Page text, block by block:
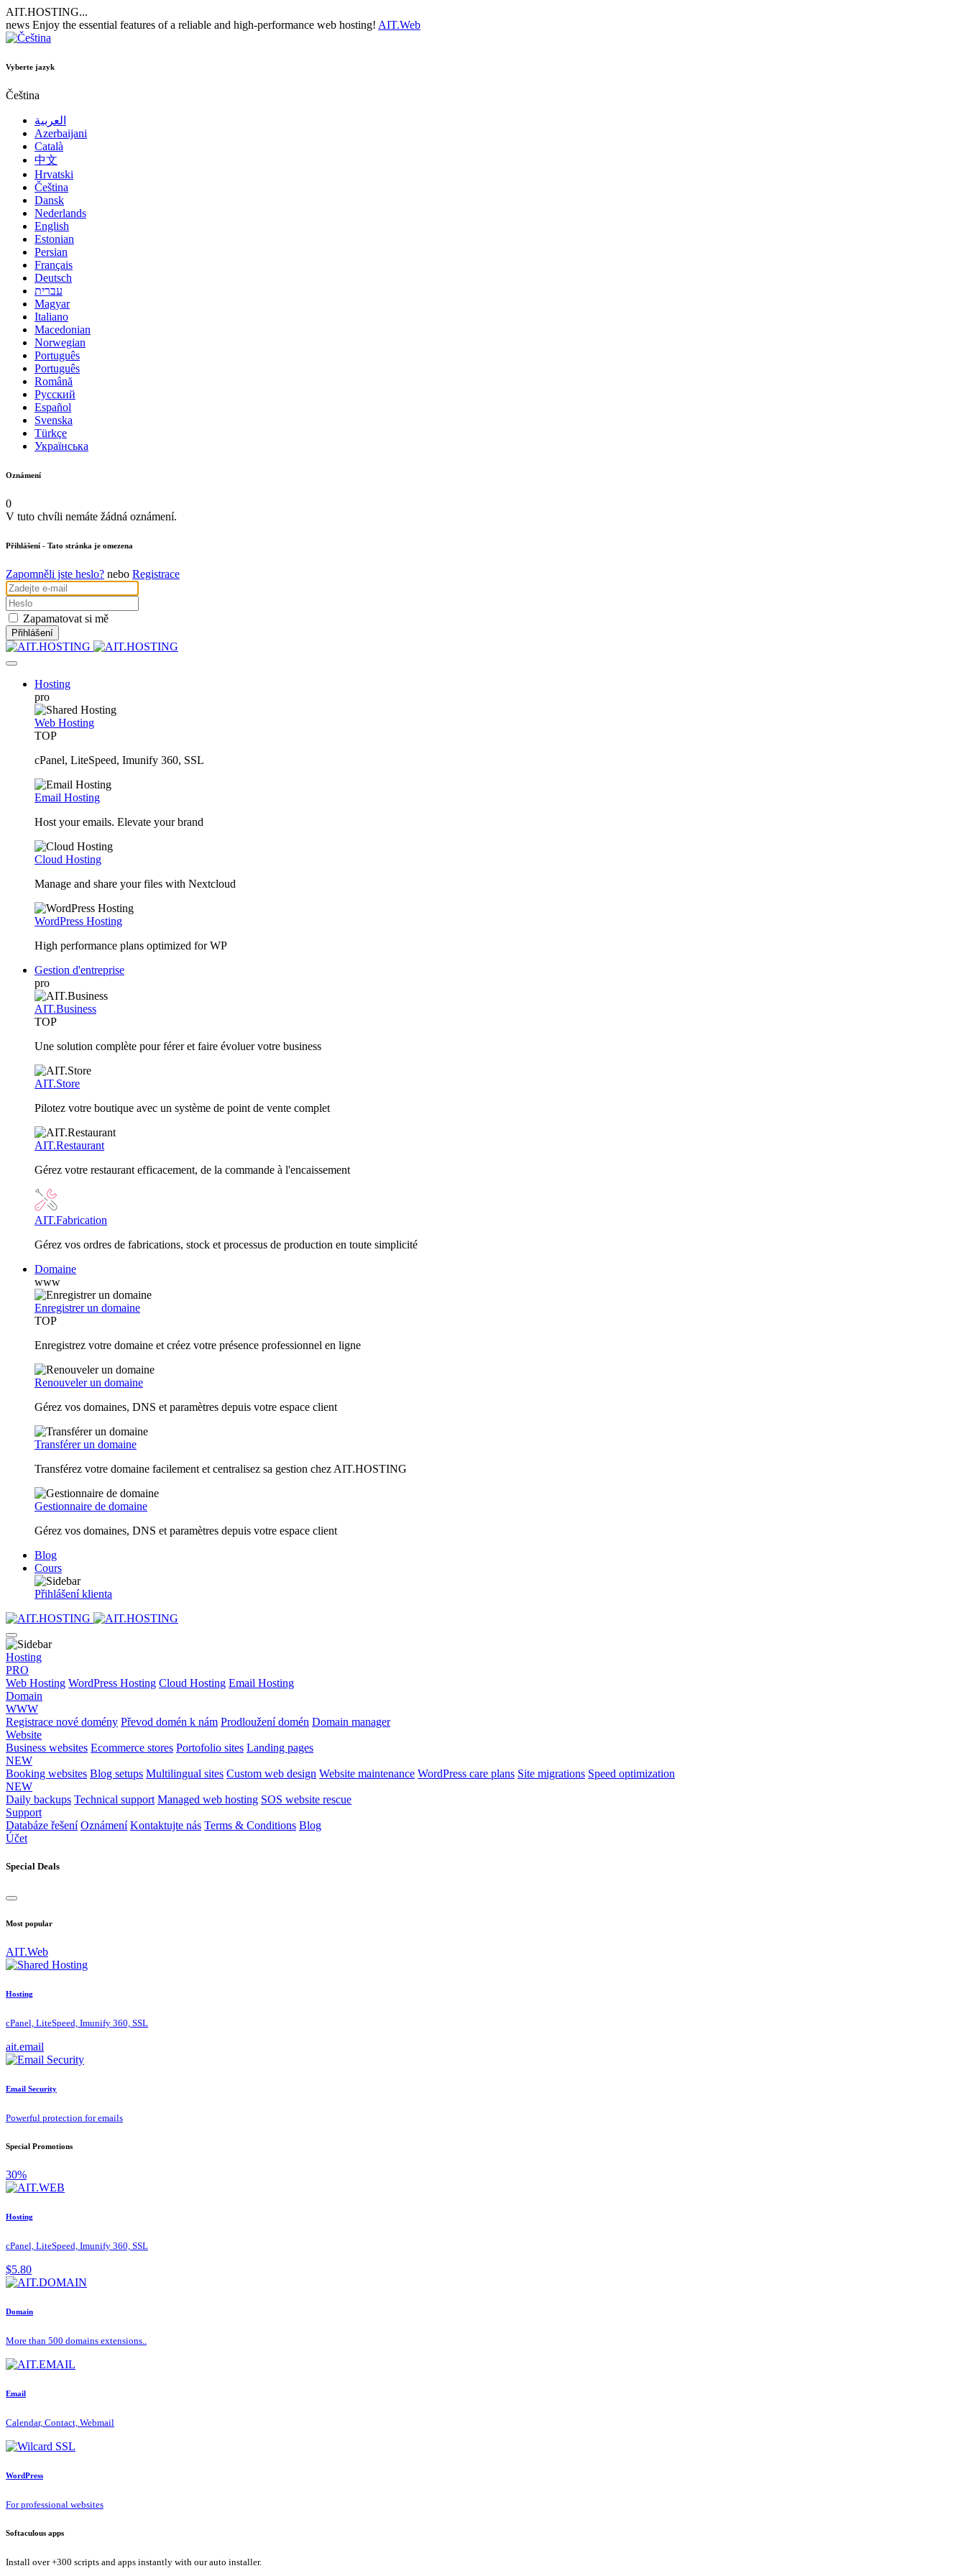
AIT.HOSTING...
news Enjoy the essential features of a reliable and high-performance web hosting! AIT.Web
Vyberte jazyk
Čeština
العربية
Azerbaijani
Català
中文
Hrvatski
Čeština
Dansk
Nederlands
English
Estonian
Persian
Français
Deutsch
עברית
Magyar
Italiano
Macedonian
Norwegian
Português
Português
Română
Русский
Español
Svenska
Türkçe
Українська
Oznámení
0
V tuto chvíli nemáte žádná oznámení.
Přihlášení - Tato stránka je omezena
Zapomněli jste heslo? nebo Registrace
Zapamatovat si mě
Hosting
pro
Web Hosting
TOP
cPanel, LiteSpeed, Imunify 360, SSL
Email Hosting
Host your emails. Elevate your brand
Cloud Hosting
Manage and share your files with Nextcloud
WordPress Hosting
High performance plans optimized for WP
Gestion d'entreprise
pro
AIT.Business
TOP
Une solution complète pour férer et faire évoluer votre business
AIT.Store
Pilotez votre boutique avec un système de point de vente complet
AIT.Restaurant
Gérez votre restaurant efficacement, de la commande à l'encaissement
AIT.Fabrication
Gérez vos ordres de fabrications, stock et processus de production en toute simplicité
Domaine
www
Enregistrer un domaine
TOP
Enregistrez votre domaine et créez votre présence professionnel en ligne
Renouveler un domaine
Gérez vos domaines, DNS et paramètres depuis votre espace client
Transférer un domaine
Transférez votre domaine facilement et centralisez sa gestion chez AIT.HOSTING
Gestionnaire de domaine
Gérez vos domaines, DNS et paramètres depuis votre espace client
Blog
Cours
Přihlášení klienta
Hosting
PRO
Web Hosting WordPress Hosting Cloud Hosting Email Hosting
Domain
WWW
Registrace nové domény Převod domén k nám Prodloužení domén Domain manager
Website
Business websites Ecommerce stores Portofolio sites Landing pages
NEW
Booking websites Blog setups Multilingual sites Custom web design Website maintenance WordPress care plans Site migrations Speed optimization
NEW
Daily backups Technical support Managed web hosting SOS website rescue
Support
Databáze řešení Oznámení Kontaktujte nás Terms & Conditions Blog
Účet
Special Deals
Most popular
AIT.Web
Hosting
cPanel, LiteSpeed, Imunify 360, SSL
ait.email
Email Security
Powerful protection for emails
Special Promotions
30%
Hosting
cPanel, LiteSpeed, Imunify 360, SSL
$5.80
Domain
More than 500 domains extensions..
Email
Calendar, Contact, Webmail
WordPress
For professional websites
Softaculous apps
Install over +300 scripts and apps instantly with our auto installer.